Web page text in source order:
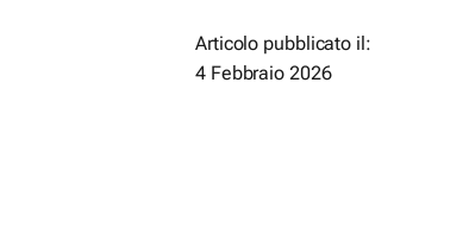
Articolo pubblicato il:
4 Febbraio 2026